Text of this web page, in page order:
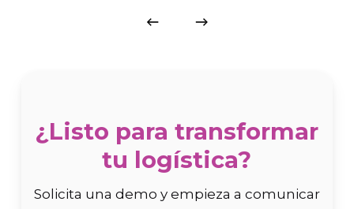
¿Listo para transformar
tu logística?
Solicita una demo y empieza a comunicar